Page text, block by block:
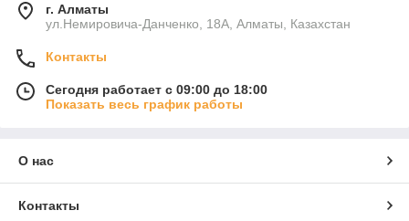
г. Алматы
ул.Немировича-Данченко, 18А, Алматы, Казахстан
Контакты
Сегодня работает с 09:00 до 18:00
Показать весь график работы
О нас
Контакты